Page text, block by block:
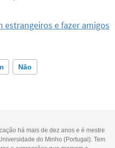
estrangeiros e fazer amigos
Não
incorreta
que procuro
há mais de dez anos e é mestre
do Minho (Portugal). Tem